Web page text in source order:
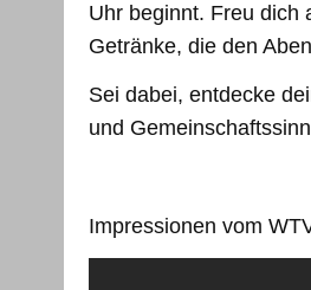
Uhr beginnt. Freu dich
Getränke, die den
Sei dabei, entdecke
und
Impressionen vom